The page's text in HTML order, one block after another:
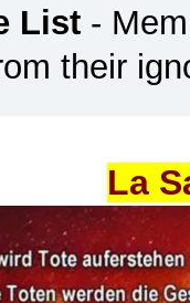
List-
their
La